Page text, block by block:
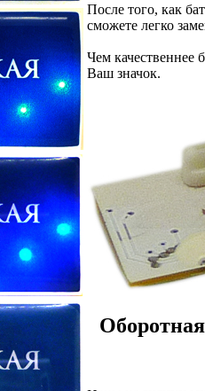
После того, как
сможете легко
Чем качественнее
Ваш значок.